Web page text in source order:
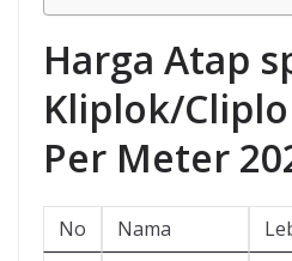
Harga Atap
Kliplok/
Per Meter
No Nama